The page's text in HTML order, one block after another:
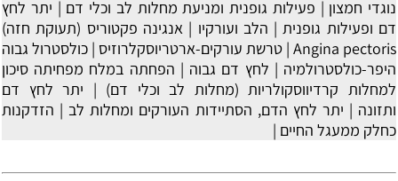
נוגדי חמצון | פעילות גופנית ומניעת מחלות לב וכלי דם | יתר לחץ
דם ופעילות גופנית| הלב ועורקיו |אנגינה פקטוריס (תעוקת חזה)
Angina pectoris
| טרשת עורקים-ארטריוסקלרוזיס | כולסטרול גבוה
היפר-כולסטרולמיה | לחץ דם גבוה | הפחתה במלח מפחיתה סיכון
למחלות קרדיווסקולריות (מחלות לב וכלי דם) | יתר לחץ דם
ותזונה | יתר לחץ הדם, הסתיידות העורקים ומחלות לב | הזדקנות
כחלק ממעגל החיים |